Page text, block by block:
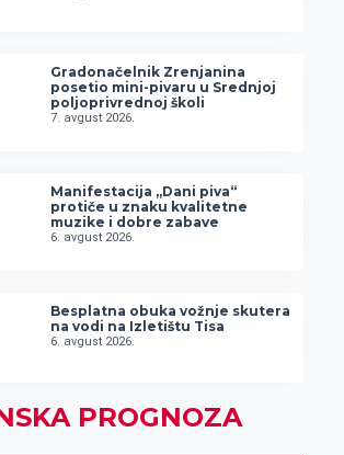
Gradonačelnik Zrenjanina
posetio mini-pivaru u Srednjoj
poljoprivrednoj školi
7. avgust 2026.
Manifestacija „Dani piva“
protiče u znaku kvalitetne
muzike i dobre zabave
6. avgust 2026.
Besplatna obuka vožnje skutera
na vodi na Izletištu Tisa
6. avgust 2026.
PROGNOZA